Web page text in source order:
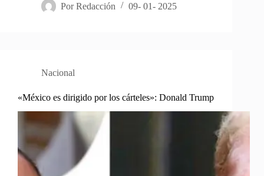
Por Redacción 09- 01- 2025
Nacional
«México es dirigido por los cárteles»: Donald Trump